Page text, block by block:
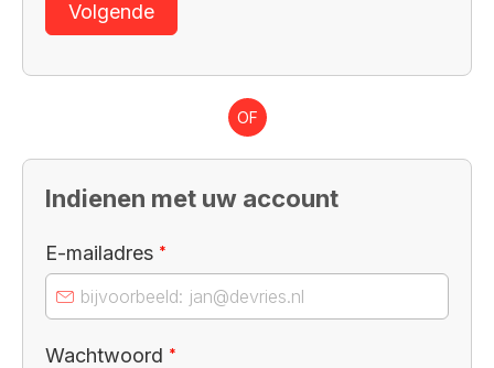
Volgende
OF
Indienen met uw account
E-mailadres *
Wachtwoord *